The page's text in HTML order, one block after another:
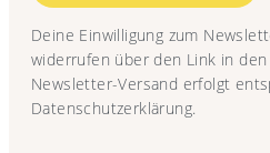
Deine Einwilligung zum
widerrufen über den Link in
Newsletter-Versand erfolgt
Datenschutzerklärung.